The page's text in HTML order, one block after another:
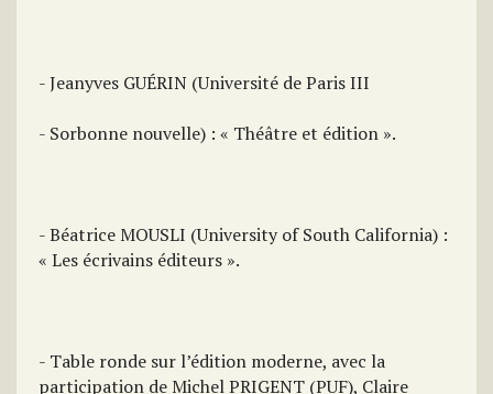
- Jeanyves GUÉRIN (Université de Paris III
- Sorbonne nouvelle) : « Théâtre et édition ».
- Béatrice MOUSLI (University of South California) :
« Les écrivains éditeurs ».
- Table ronde sur l’édition moderne, avec la
participation de Michel PRIGENT (PUF), Claire